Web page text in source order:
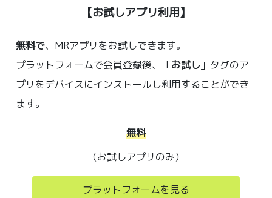
【お試しアプリ利用】
無料で、MRアプリをお試しできます。
プラットフォームで会員登録後、「お試し 」タグのア
プリをデバイスにインストールし利用することができ
ます。
無料
（お試しアプリのみ）
プラットフォームを見る